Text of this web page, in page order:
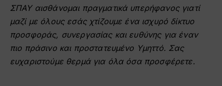
ΣΠΑΥ αισθάνομαι πραγματικά υπερήφανος γιατί
μαζί με όλους εσάς χτίζουμε ένα ισχυρό δίκτυο
προσφοράς, συνεργασίας και ευθύνης για έναν
πιο πράσινο και προστατευμένο Υμηττό. Σας
ευχαριστούμε θερμά για όλα όσα προσφέρετε.